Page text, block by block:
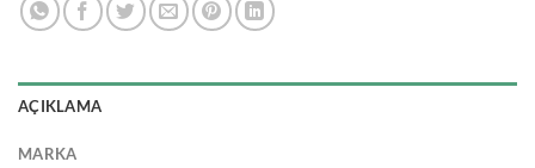
AÇIKLAMA
MARKA